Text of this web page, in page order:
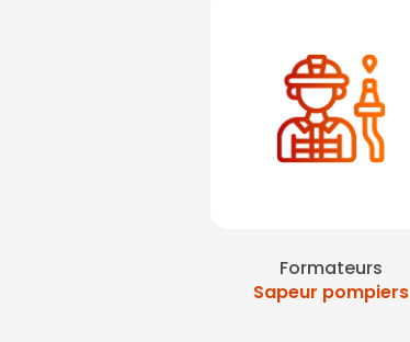
Formateurs
Sapeur pompiers